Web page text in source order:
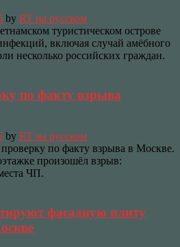
by RT на русском
туристическом острове
включая случай амёбного
несколько российских граждан.
по факту взрыва
by RT на русском
по факту взрыва в Москве.
произошёл взрыв:
ЧП.
фасадную плиту